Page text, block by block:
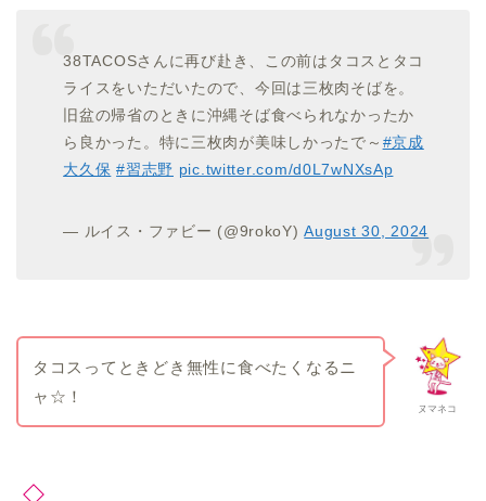
38TACOSさんに再び赴き、この前はタコスとタコ
ライスをいただいたので、今回は三枚肉そばを。
旧盆の帰省のときに沖縄そば食べられなかったか
ら良かった。特に三枚肉が美味しかったで～ #京成
大久保 #習志野 pic.twitter.com/d0L7wNXsAp
— ルイス・ファビー (@9rokoY)August 30, 2024
ヌマネコ
タコスってときどき無性に食べたくなるニ
ャ☆！